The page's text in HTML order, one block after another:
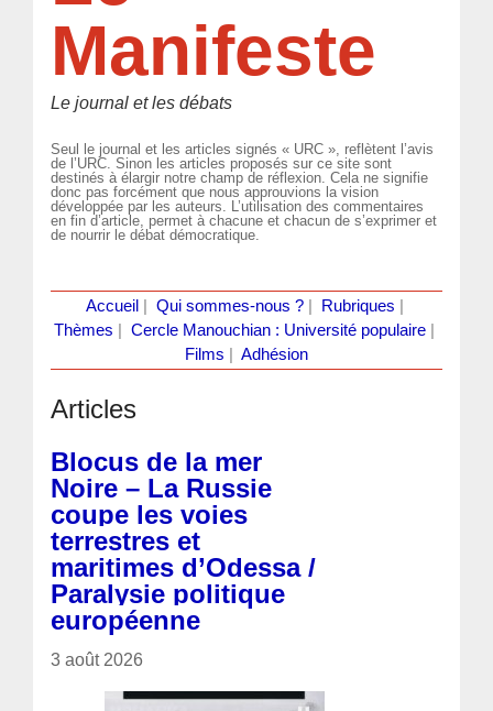
Manifeste
Le journal et les débats
Seul le journal et les articles signés « URC », reflètent l’avis
de l’URC. Sinon les articles proposés sur ce site sont
destinés à élargir notre champ de réflexion. Cela ne signifie
donc pas forcément que nous approuvions la vision
développée par les auteurs. L’utilisation des commentaires
en fin d’article, permet à chacune et chacun de s’exprimer et
de nourrir le débat démocratique.
Accueil Qui sommes-nous ?| Rubriques
Thèmes
Cercle Manouchian : Université populaire
Films
Adhésion
Articles
Blocus de la mer
Noire – La Russie
coupe les voies
terrestres et
maritimes d’Odessa /
Paralysie politique
européenne
3 août 2026